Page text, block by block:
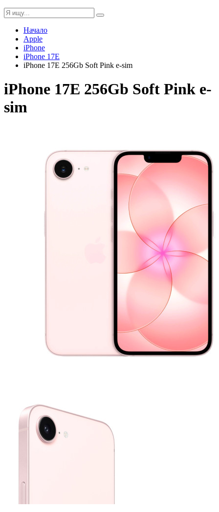
Начало
Apple
iPhone
iPhone 17E
iPhone 17E 256Gb Soft Pink e-sim
iPhone 17E 256Gb Soft Pink e-
sim